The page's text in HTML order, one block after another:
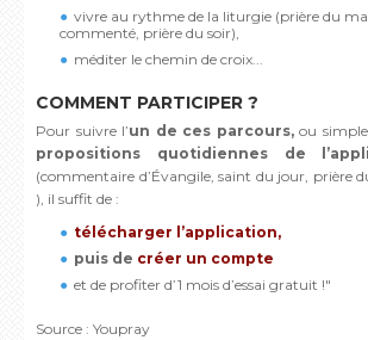
vivre au rythme de la liturgie (prière du
commenté, prière du soir),
méditer le chemin de croix...
COMMENT PARTICIPER ?
Pour suivre l’un de ces parcours,ou
propositions quotidiennes de
(commentaire d’Évangile, saint du jour, prière
), il suffit de :
télécharger l’application,
puis de créer un compte
et de profiter d’1 mois d’essai gratuit !"
Source : Youpray